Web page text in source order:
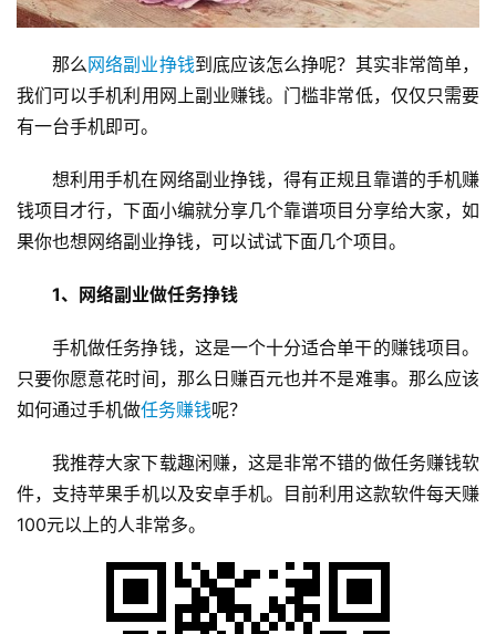
那么网络副业挣钱到底应该怎么挣呢？其实非常简单，
我们可以手机利用网上副业赚钱。门槛非常低，仅仅只需要
有一台手机即可。
想利用手机在网络副业挣钱，得有正规且靠谱的手机赚
钱项目才行，下面小编就分享几个靠谱项目分享给大家，如
果你也想网络副业挣钱，可以试试下面几个项目。
1、网络副业做任务挣钱
手机做任务挣钱，这是一个十分适合单干的赚钱项目。
只要你愿意花时间，那么日赚百元也并不是难事。那么应该
如何通过手机做任务赚钱呢？
我推荐大家下载趣闲赚，这是非常不错的做任务赚钱软
件，支持苹果手机以及安卓手机。目前利用这款软件每天赚
100元以上的人非常多。